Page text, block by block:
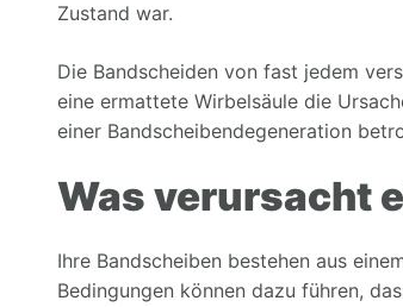
Zustand war.
Die Bandscheiden von fast jedem
eine ermattete Wirbelsäule die
einer Bandscheibendegeneration
Was verursacht
Ihre Bandscheiben bestehen aus
Bedingungen können dazu führen,